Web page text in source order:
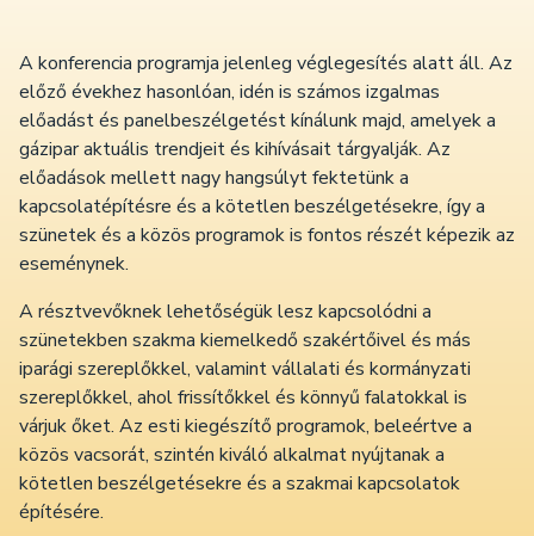
A konferencia programja jelenleg véglegesítés alatt áll. Az
előző évekhez hasonlóan, idén is számos izgalmas
előadást és panelbeszélgetést kínálunk majd, amelyek a
gázipar aktuális trendjeit és kihívásait tárgyalják. Az
előadások mellett nagy hangsúlyt fektetünk a
kapcsolatépítésre és a kötetlen beszélgetésekre, így a
szünetek és a közös programok is fontos részét képezik az
eseménynek.
A résztvevőknek lehetőségük lesz kapcsolódni a
szünetekben szakma kiemelkedő szakértőivel és más
iparági szereplőkkel, valamint vállalati és kormányzati
szereplőkkel, ahol frissítőkkel és könnyű falatokkal is
várjuk őket. Az esti kiegészítő programok, beleértve a
közös vacsorát, szintén kiváló alkalmat nyújtanak a
kötetlen beszélgetésekre és a szakmai kapcsolatok
építésére.